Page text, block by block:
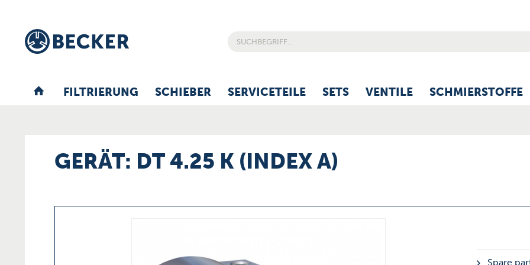
FILTRIERUNG SCHIEBER SERVICETEILE SETS VENTILE SCHMIERSTOFFE
GERÄT: DT 4.25 K (INDEX A)
Spare